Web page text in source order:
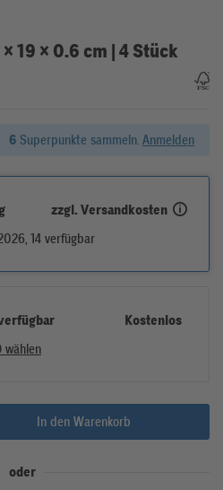
19 × 0.6 cm | 4 Stück
6 Superpunkte sammeln. Anmelden
zzgl. Versandkosten
14 verfügbar
Kostenlos
wählen
In den Warenkorb
oder